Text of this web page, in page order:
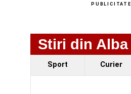
PUBLICITATE
Stiri din Alba
Sport Curier